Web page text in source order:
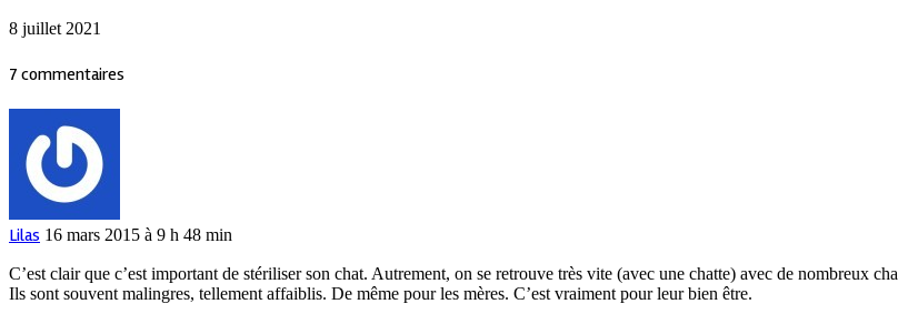
8 juillet 2021
7 commentaires
Lilas 16 mars 2015 à 9 h 48 min
C’est clair que c’est important de stériliser son chat. Autrement, on se retrouve très vite (avec une chatte) avec de nombreux
Ils sont souvent malingres, tellement affaiblis. De même pour les mères. C’est vraiment pour leur bien être.